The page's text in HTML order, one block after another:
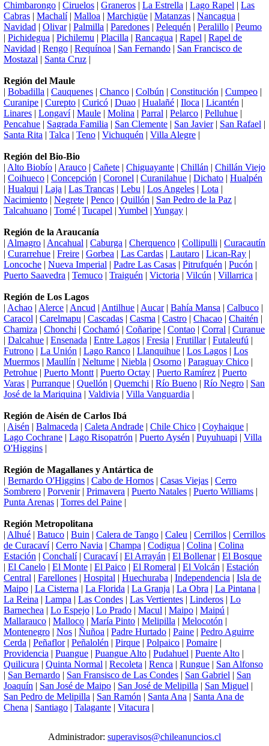
Chimbarongo | Ciruelos | Graneros | La Estrella | Lago Rapel | Las
Cabras | Machalí| Malloa | Marchigüe | Matanzas | Nancagua |
Navidad | Olivar| Palmilla | Paredones | Pelequén | Peralillo | Peumo
| Pichidegua | Pichilemu | Placilla | Rancagua | Rapel | Rapel de
Navidad | Rengo | Requínoa | San Fernando | San Francisco de
Mostazal | Santa Cruz |
Región del Maule
| Bobadilla | Cauquenes | Chanco | Colbún | Constitución | Cumpeo |
Curanipe | Curepto | Curicó | Duao | Hualañé | Iloca | Licantén |
Linares | Longaví| Maule | Molina | Parral | Pelarco | Pelluhue |
Pencahue | Sagrada Familia | San Clemente | San Javier| San Rafael |
Santa Rita | Talca | Teno | Vichuquén | Villa Alegre |
Región del Bio-Bio
| Alto Biobío | Arauco | Cañete | Chiguayante | Chillán | Chillán Viejo
| Coihueco | Concepción | Coronel | Curanilahue | Dichato | Hualpén
| Hualqui | Laja | Las Trancas | Lebu | Los Angeles | Lota |
Nacimiento | Negrete | Penco | Quillón | San Pedro de la Paz |
Talcahuano | Tomé | Tucapel | Yumbel | Yungay |
Región de la Araucanía
| Almagro | Ancahual | Caburga | Cherquenco | Collipulli | Curacautín
| Curarrehue | Freire | Gorbea | Las Cardas | Lautaro | Lican-Ray |
Loncoche | Nueva Imperial | Padre Las Casas | Pitrufquén | Pucón |
Puerto Saavedra | Temuco | Traiguén | Victoria | Vilcún | Villarrica |
Región de Los Lagos
| Achao | Alerce | Ancud | Antilhue | Aucar| Bahía Mansa | Calbuco |
Caracol | Carelmapu | Cascadas | Casma | Castro | Chacao | Chaitén |
Chamiza | Chonchi | Cochamó | Coñaripe | Contao | Corral | Curanue
| Dalcahue | Ensenada | Entre Lagos | Fresia | Frutillar| Futaleufú |
Futrono | La Unión | Lago Ranco | Llanquihue | Los Lagos | Los
Muermos | Maullín | Neltume | Niebla | Osorno | Paraguay Chico |
Petrohue | Puerto Montt | Puerto Octay | Puerto Ramírez | Puerto
Varas | Purranque | Quellón | Quemchi | Río Bueno | Río Negro | San
José de la Mariquina | Valdivia | Villa Vanguardia |
Región de Aisén de Carlos Ibá
| Aisén | Balmaceda | Caleta Andrade | Chile Chico | Coyhaique |
Lago Cochrane | Lago Risopatrón | Puerto Aysén | Puyuhuapi | Villa
O'Higgins |
Región de Magallanes y Antártica de
| Bernardo O'Higgins | Cabo de Hornos | Casas Viejas | Cerro
Sombrero | Porvenir| Primavera | Puerto Natales | Puerto Williams |
Punta Arenas | Torres del Paine |
Región Metropolitana
| Alhué | Batuco | Buin | Calera de Tango | Caleu | Cerrillos | Cerrillos
de Curacaví| Cerro Navia | Champa | Codigua | Colina | Colina
Estación | Conchalí| Curacaví| El Arrayán | El Bollenar| El Bosque
| El Canelo | El Monte | El Paico | El Romeral | El Volcán | Estación
Central | Farellones | Hospital | Huechuraba | Independencia | Isla de
Maipo | La Cisterna | La Florida | La Granja | La Obra | La Pintana |
La Reina | Lampa | Las Condes | Las Vertientes | Linderos | Lo
Barnechea | Lo Espejo | Lo Prado | Macul | Maipo | Maipú |
Mallarauco | Malloco | María Pinto | Melipilla | Melocotón |
Montenegro | Nos | Ñuñoa | Padre Hurtado | Paine | Pedro Aguirre
Cerda | Peñaflor| Peñalolén | Pirque | Polpaico | Pomaire |
Providencia | Puangue | Puangue Alto | Pudahuel | Puente Alto |
Quilicura | Quinta Normal | Recoleta | Renca | Rungue | San Alfonso
| San Bernardo | San Fransisco de Las Condes | San Gabriel | San
Joaquín | San José de Maipo | San José de Melipilla | San Miguel |
San Pedro de Melipilla | San Ramón | Santa Ana | Santa Ana de
Chena | Santiago | Talagante | Vitacura |
Administrador: superavisos@chileanuncios.cl